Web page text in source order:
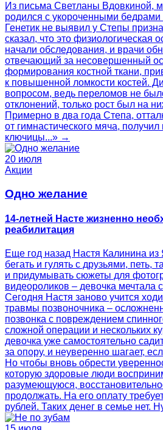
Из письма Светланы Вдовкиной,
родился с укороченными
Генетик не выявил у Степы
сказал, что это физиологическая
начали обследования, и врачи
отвечающий за несовершенный
формирования костной ткани,
к повышенной ломкости костей.
вопросом, ведь переломов не
отклонений, только рост был на
Примерно в два года Степа,
от гимнастического мяча,
ключицы...» →
20 июля
Акции
Одно желание
14-летней Насте жизненно
реабилитация
Еще год назад Настя Калинина
бегать и гулять с друзьями, петь,
и придумывать сюжеты для
видеороликов – девочка мечтала
Сегодня Настя заново учится
травмы позвоночника –
позвонка с повреждением
сложной операции и нескольких
девочка уже самостоятельно
за опору, и неуверенно шагает,
Но чтобы вновь обрести
которую здоровые люди
разумеющуюся,
продолжать. На его оплату
рублей. Таких денег в семье